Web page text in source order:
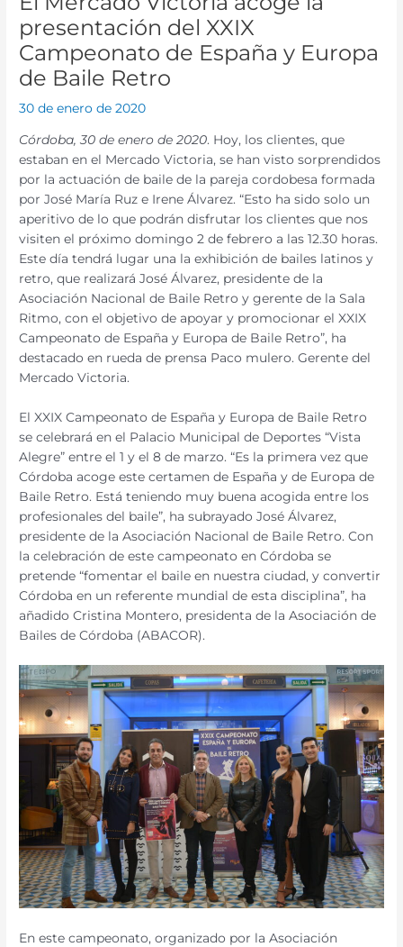
presentación del XXIX
Campeonato de España y Europa
de Baile Retro
30 de enero de 2020
Córdoba, 30 de enero de 2020. Hoy, los clientes, que
estaban en el Mercado Victoria, se han visto sorprendidos
por la actuación de baile de la pareja cordobesa formada
por José María Ruz e Irene Álvarez. “Esto ha sido solo un
aperitivo de lo que podrán disfrutar los clientes que nos
visiten el próximo domingo 2 de febrero a las 12.30 horas.
Este día tendrá lugar una la exhibición de bailes latinos y
retro, que realizará José Álvarez, presidente de la
Asociación Nacional de Baile Retro y gerente de la Sala
Ritmo, con el objetivo de apoyar y promocionar el XXIX
Campeonato de España y Europa de Baile Retro”, ha
destacado en rueda de prensa Paco mulero. Gerente del
Mercado Victoria.
El XXIX Campeonato de España y Europa de Baile Retro
se celebrará en el Palacio Municipal de Deportes “Vista
Alegre” entre el 1 y el 8 de marzo. “Es la primera vez que
Córdoba acoge este certamen de España y de Europa de
Baile Retro. Está teniendo muy buena acogida entre los
profesionales del baile”, ha subrayado José Álvarez,
presidente de la Asociación Nacional de Baile Retro. Con
la celebración de este campeonato en Córdoba se
pretende “fomentar el baile en nuestra ciudad, y convertir
Córdoba en un referente mundial de esta disciplina”, ha
añadido Cristina Montero, presidenta de la Asociación de
Bailes de Córdoba (ABACOR).
En este campeonato, organizado por la Asociación